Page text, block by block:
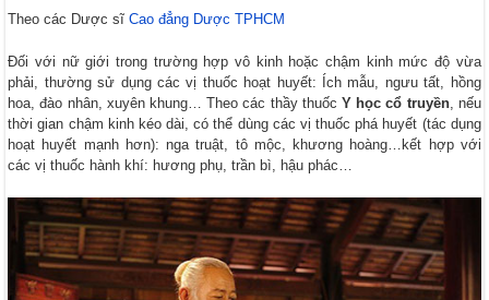
Theo các Dược sĩCao đẳng Dược TPHCM
Đối với nữ giới trong trường hợp vô kinh hoặc chậm kinh mức độ vừa
phải, thường sử dụng các vị thuốc hoạt huyết: Ích mẫu, ngưu tất, hồng
hoa, đào nhân, xuyên khung… Theo các thầy thuốc Y học cổ truyền, nếu
thời gian chậm kinh kéo dài, có thể dùng các vị thuốc phá huyết (tác dụng
hoạt huyết mạnh hơn): nga truật, tô mộc, khương hoàng…kết hợp với
các vị thuốc hành khí: hương phụ, trần bì, hậu phác…